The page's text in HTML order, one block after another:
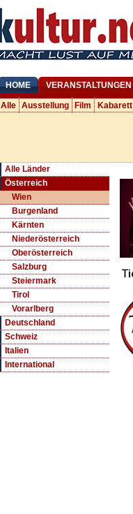
HOME VERANSTALTUNGEN
Alle Ausstellung Film Kabarett
Alle Länder
Österreich
Wien
Burgenland
Kärnten
Niederösterreich
Oberösterreich
Salzburg
Steiermark
Tirol
Vorarlberg
Deutschland
Schweiz
Italien
International